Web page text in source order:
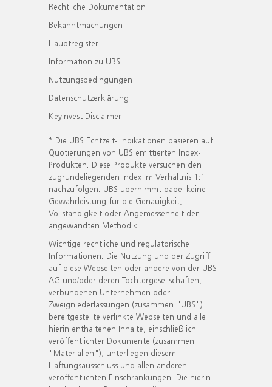
Rechtliche Dokumentation
Bekanntmachungen
Hauptregister
Information zu UBS
Nutzungsbedingungen
Datenschutzerklärung
KeyInvest Disclaimer
* Die UBS Echtzeit- Indikationen basieren auf
Quotierungen von UBS emittierten Index-
Produkten. Diese Produkte versuchen den
zugrundeliegenden Index im Verhältnis 1:1
nachzufolgen. UBS übernimmt dabei keine
Gewährleistung für die Genauigkeit,
Vollständigkeit oder Angemessenheit der
angewandten Methodik.
Wichtige rechtliche und regulatorische
Informationen. Die Nutzung und der Zugriff
auf diese Webseiten oder andere von der UBS
AG und/oder deren Tochtergesellschaften,
verbundenen Unternehmen oder
Zweigniederlassungen (zusammen "UBS")
bereitgestellte verlinkte Webseiten und alle
hierin enthaltenen Inhalte, einschließlich
veröffentlichter Dokumente (zusammen
"Materialien"), unterliegen diesem
Haftungsausschluss und allen anderen
veröffentlichten Einschränkungen. Die hierin